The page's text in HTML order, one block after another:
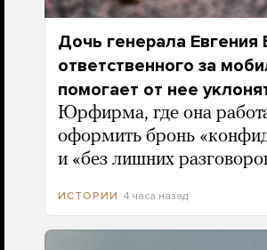
Дочь генерала Евгения
ответственного за
помогает от нее
Юрфирма, где она
оформить бронь
и «без лишних
ИСТОРИИ 4 часа назад